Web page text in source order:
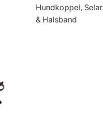
Hundkoppel, Selar
& Halsband